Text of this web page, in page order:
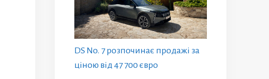
DS No. 7 розпочинає продажі за
ціною від 47 700 євро